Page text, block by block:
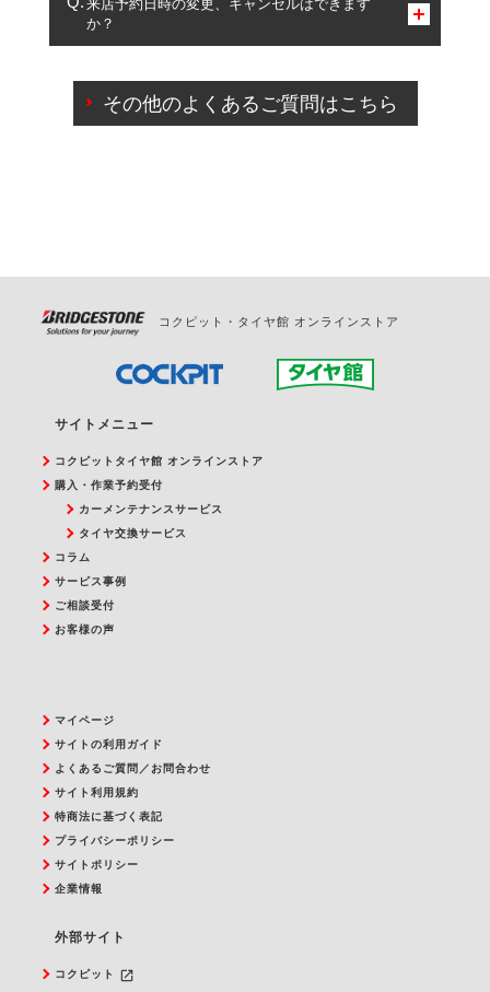
一部の商品・サービスの組み合わせに限り、同時にご予約が
出来ないものもございます。
来店予約日時の変更、キャンセルはできます
か？
ご来店予約日の3営業日前を過ぎている場合のご予約
の日時変更につきましては、直接ご予約の店舗まで
その他のよくあるご質問はこちら
コクピット・タイヤ館 オンラインストア
サイトメニュー
コクピットタイヤ館 オンラインストア
購入・作業予約受付
カーメンテナンスサービス
タイヤ交換サービス
コラム
サービス事例
ご相談受付
お客様の声
マイページ
サイトの利用ガイド
よくあるご質問／お問合わせ
サイト利用規約
特商法に基づく表記
プライバシーポリシー
サイトポリシー
企業情報
外部サイト
コクピット
launch